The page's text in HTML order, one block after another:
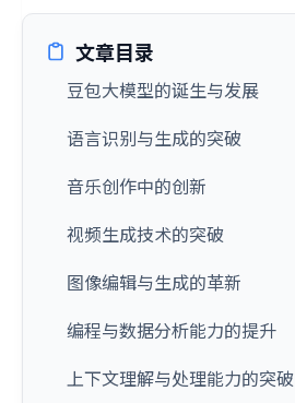
文章目录
豆包大模型的诞生与发展
语言识别与生成的突破
音乐创作中的创新
视频生成技术的突破
图像编辑与生成的革新
编程与数据分析能力的提升
上下文理解与处理能力的突破